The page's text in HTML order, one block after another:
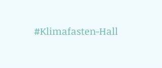
#Klimafasten-Hall